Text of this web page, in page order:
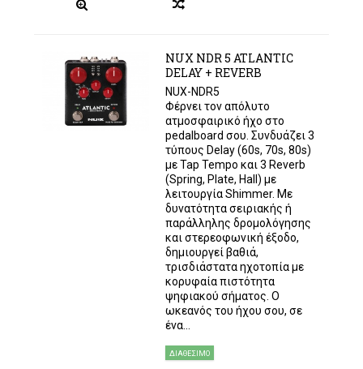
NUX NDR 5 ATLANTIC
DELAY + REVERB
NUX-NDR5
Φέρνει τον απόλυτο
ατμοσφαιρικό ήχο στο
pedalboard σου. Συνδυάζει 3
τύπους Delay (60s, 70s, 80s)
με Tap Tempo και 3 Reverb
(Spring, Plate, Hall) με
λειτουργία Shimmer. Με
δυνατότητα σειριακής ή
παράλληλης δρομολόγησης
και στερεοφωνική έξοδο,
δημιουργεί βαθιά,
τρισδιάστατα ηχοτοπία με
κορυφαία πιστότητα
ψηφιακού σήματος. Ο
ωκεανός του ήχου σου, σε
ένα...
ΔΙΑΘΈΣΙΜΟ